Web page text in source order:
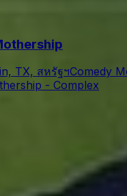
TX, สหรัฐฯComedy
- Complex